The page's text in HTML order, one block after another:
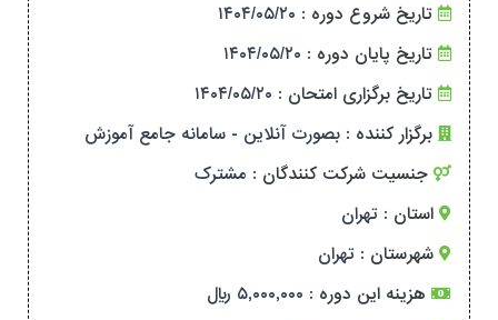
تاریخ شروع دوره : ۱۴۰۴/۰۵/۲۰
تاریخ پایان دوره : ۱۴۰۴/۰۵/۲۰
تاریخ برگزاری امتحان : ۱۴۰۴/۰۵/۲۰
برگزار کننده : بصورت آنلاین - سامانه جامع آموزش
جنسیت شرکت کنندگان : مشترک
استان : تهران
شهرستان : تهران
هزینه این دوره : ۵,۰۰۰,۰۰۰ ریال